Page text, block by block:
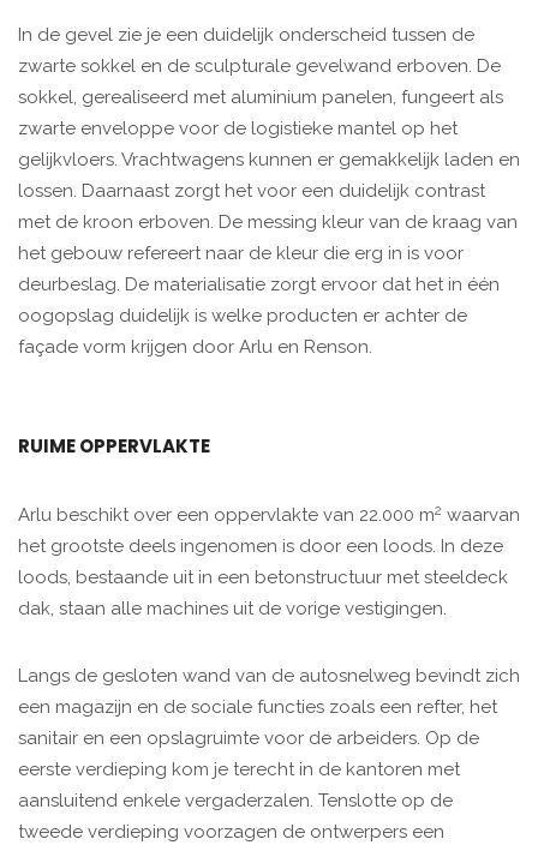
In de gevel zie je een duidelijk onderscheid tussen de
zwarte sokkel en de sculpturale gevelwand erboven. De
sokkel, gerealiseerd met aluminium panelen, fungeert als
zwarte enveloppe voor de logistieke mantel op het
gelijkvloers. Vrachtwagens kunnen er gemakkelijk laden en
lossen. Daarnaast zorgt het voor een duidelijk contrast
met de kroon erboven. De messing kleur van de kraag van
het gebouw refereert naar de kleur die erg in is voor
deurbeslag. De materialisatie zorgt ervoor dat het in één
oogopslag duidelijk is welke producten er achter de
façade vorm krijgen door Arlu en Renson.
RUIME OPPERVLAKTE
Arlu beschikt over een oppervlakte van 22.000 m2 waarvan
het grootste deels ingenomen is door een loods. In deze
loods, bestaande uit in een betonstructuur met steeldeck
dak, staan alle machines uit de vorige vestigingen.
Langs de gesloten wand van de autosnelweg bevindt zich
een magazijn en de sociale functies zoals een refter, het
sanitair en een opslagruimte voor de arbeiders. Op de
eerste verdieping kom je terecht in de kantoren met
aansluitend enkele vergaderzalen. Tenslotte op de
tweede verdieping voorzagen de ontwerpers een